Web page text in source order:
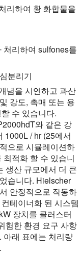
리하여 황 화합물을
처리하여 sulfones를
분리기
념을 시연하고 과산
강도, 촉매 또는 용
수 있습니다.
와 같은 강
1000L / hr (25에서
으로 시뮬레이션하
적화 할 수 있습니
생산 규모에서 더 큰
습니다. Hielscher
안정적으로 작동하
테이너화 된 시스템
장치를 클러스터
험한 환경 요구 사항
아래 표에는 처리량